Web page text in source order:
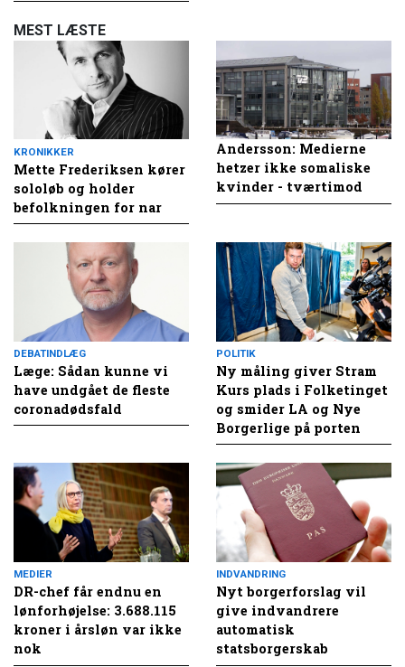
MEST LÆSTE
KRONIKKER
Mette Frederiksen kører
sololøb og holder
befolkningen for nar
Andersson: Medierne
hetzer ikke somaliske
kvinder - tværtimod
DEBATINDLÆG
Læge: Sådan kunne vi
have undgået de fleste
coronadødsfald
POLITIK
Ny måling giver Stram
Kurs plads i Folketinget
og smider LA og Nye
Borgerlige på porten
MEDIER
DR-chef får endnu en
lønforhøjelse: 3.688.115
kroner i årsløn var ikke
nok
INDVANDRING
Nyt borgerforslag vil
give indvandrere
automatisk
statsborgerskab